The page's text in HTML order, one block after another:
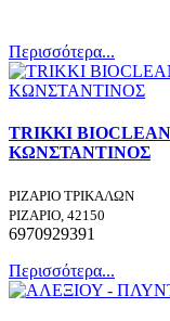
Περισσότερα...
TRIKKI
ΚΩΝΣΤΑΝΤΙΝΟΣ
ΡΙΖΑΡΙΟ ΤΡΙΚΑΛΩΝ
ΡΙΖΑΡΙΟ, 42150
6970929391
Περισσότερα...